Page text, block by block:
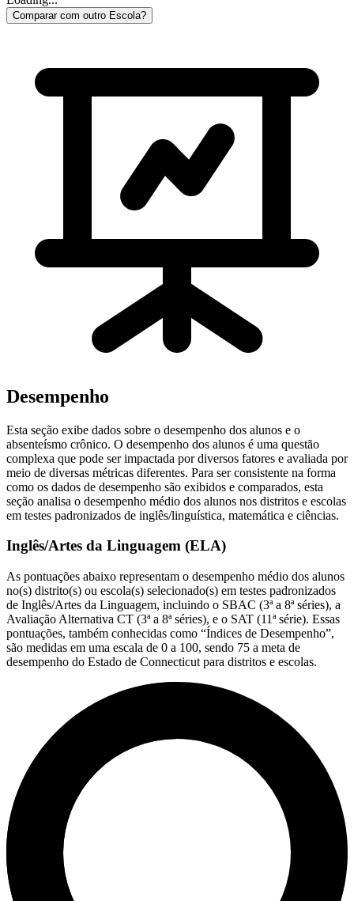
Comparar com outro Escola?
Desempenho
Esta seção exibe dados sobre o desempenho dos alunos e o
absenteísmo crônico. O desempenho dos alunos é uma questão
complexa que pode ser impactada por diversos fatores e avaliada por
meio de diversas métricas diferentes. Para ser consistente na forma
como os dados de desempenho são exibidos e comparados, esta
seção analisa o desempenho médio dos alunos nos distritos e escolas
em testes padronizados de inglês/linguística, matemática e ciências.
Inglês/Artes da Linguagem (ELA)
As pontuações abaixo representam o desempenho médio dos alunos
no(s) distrito(s) ou escola(s) selecionado(s) em testes padronizados
de Inglês/Artes da Linguagem, incluindo o SBAC (3ª a 8ª séries), a
Avaliação Alternativa CT (3ª a 8ª séries), e o SAT (11ª série). Essas
pontuações, também conhecidas como “Índices de Desempenho”,
são medidas em uma escala de 0 a 100, sendo 75 a meta de
desempenho do Estado de Connecticut para distritos e escolas.